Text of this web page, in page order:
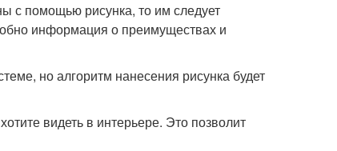
с помощью рисунка, то им следует
информация о преимуществах и
но алгоритм нанесения рисунка будет
видеть в интерьере. Это позволит